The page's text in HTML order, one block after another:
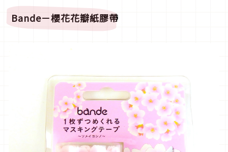
Bande－櫻花花瓣紙膠帶